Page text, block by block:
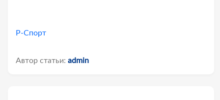
Р-Спорт
Автор статьи: admin